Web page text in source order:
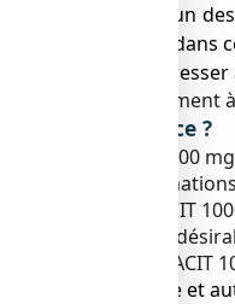
Si vous ressentez l’un
pas mentionné dans
devez vous
pas ce
cette notice ?
ce que CACIT 1000
sont les
prendre CACIT
sont les effets
conserver CACIT
de l’emballage et